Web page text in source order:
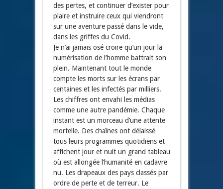
des pertes, et continuer d’exister pour
plaire et instruire ceux qui viendront
sur une aventure passé dans le vide,
dans les griffes du Covid.
Je n’ai jamais osé croire qu’un jour la
numérisation de l’homme battrait son
plein. Maintenant tout le monde
compte les morts sur les écrans par
centaines et les infectés par milliers.
Les chiffres ont envahi les médias
comme une autre pandémie. Chaque
instant est un morceau d’une attente
mortelle. Des chaînes ont délaissé
tous leurs programmes quotidiens et
affichent jour et nuit un grand tableau
où est allongée l’humanité en cadavre
nu. Les drapeaux des pays classés par
ordre de perte et de terreur. Le